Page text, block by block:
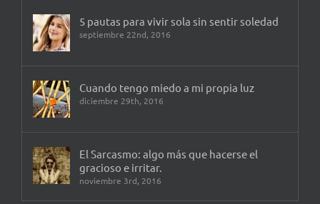
5 pautas para vivir sola sin sentir soledad
septiembre 22nd, 2016
Cuando tengo miedo a mi propia luz
diciembre 29th, 2016
El Sarcasmo: algo más que hacerse el
gracioso e irritar.
noviembre 3rd, 2016